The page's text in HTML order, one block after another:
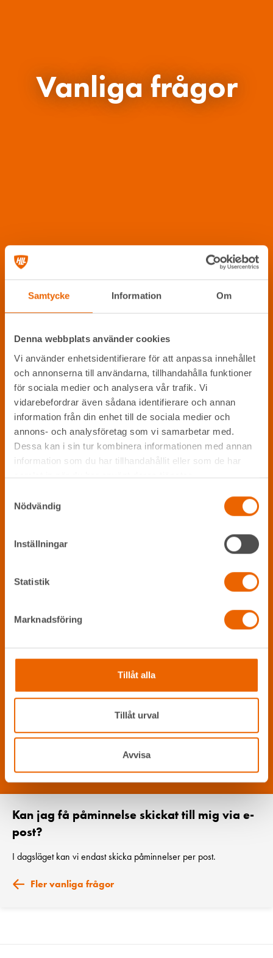
Samtycke Information Om
Denna webbplats använder cookies
Vi använder enhetsidentifierare för att anpassa innehållet
och annonserna till användarna, tillhandahålla funktioner
för sociala medier och analysera vår trafik. Vi
vidarebefordrar även sådana identifierare och annan
information från din enhet till de sociala medier och
annons- och analysföretag som vi samarbetar med.
Dessa kan i sin tur kombinera informationen med annan
information som du har tillhandahållit eller som de har
samlat in när du har använt deras tjänster.
Nödvändig
Inställningar
Statistik
Marknadsföring
Tillåt alla
Tillåt urval
Avvisa
Vanliga frågor
Kan jag få påminnelse skickat till mig via e-
post?
I dagsläget kan vi endast skicka påminnelser per post.
Fler vanliga frågor